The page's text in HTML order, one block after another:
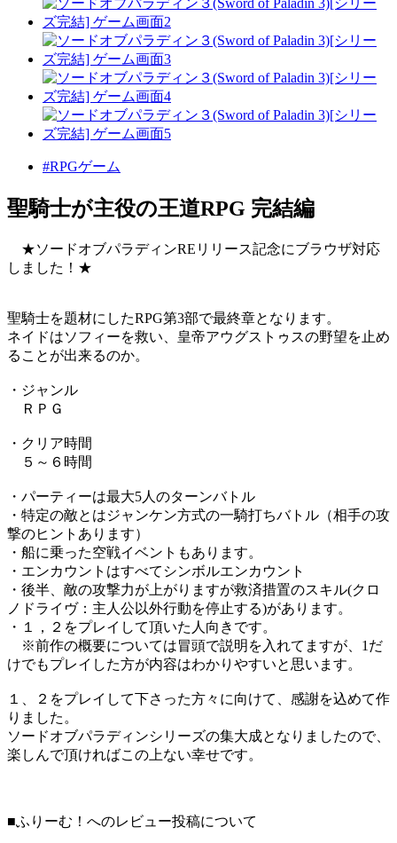
#RPGゲーム
聖騎士が主役の王道RPG 完結編
★ソードオブパラディンREリリース記念にブラウザ対応
しました！★
聖騎士を題材にしたRPG第3部で最終章となります。
ネイドはソフィーを救い、皇帝アウグストゥスの野望を止め
ることが出来るのか。
・ジャンル
ＲＰＧ
・クリア時間
５～６時間
・パーティーは最大5人のターンバトル
・特定の敵とはジャンケン方式の一騎打ちバトル（相手の攻
撃のヒントあります）
・船に乗った空戦イベントもあります。
・エンカウントはすべてシンボルエンカウント
・後半、敵の攻撃力が上がりますが救済措置のスキル(クロ
ノドライヴ：主人公以外行動を停止する)があります。
・１，２をプレイして頂いた人向きです。
※前作の概要については冒頭で説明を入れてますが、1だ
けでもプレイした方が内容はわかりやすいと思います。
１、２をプレイして下さった方々に向けて、感謝を込めて作
りました。
ソードオブパラディンシリーズの集大成となりましたので、
楽しんで頂ければこの上ない幸せです。
■ふりーむ！へのレビュー投稿について